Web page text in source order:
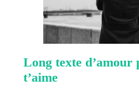
Long texte
t’aime